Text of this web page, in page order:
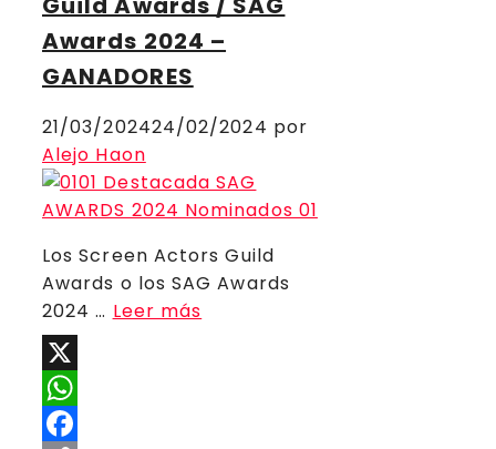
Awards 2024 –
GANADORES
21/03/202424/02/2024 por
Alejo Haon
Los Screen Actors Guild
Awards o los SAG Awards
2024 … Leer más
X
WhatsApp